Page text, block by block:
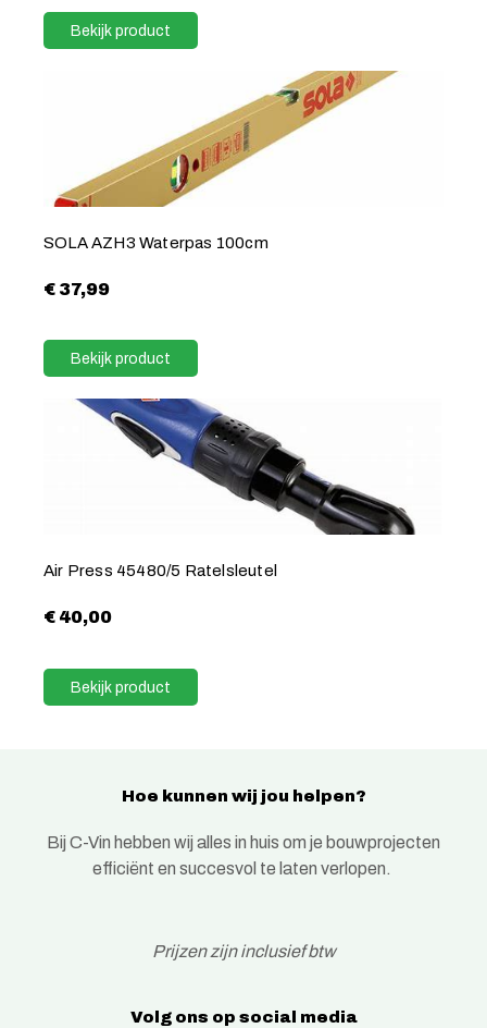
Bekijk product
SOLA AZH3 Waterpas 100cm
€37,99
Bekijk product
Air Press 45480/5 Ratelsleutel
€40,00
Bekijk product
Hoe kunnen wij jou helpen?
Bij C-Vin hebben wij alles in huis om je bouwprojecten
efficiënt en succesvol te laten verlopen.
Prijzen zijn inclusief btw
Volg ons op social media